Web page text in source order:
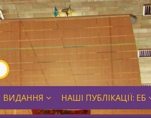
ВИДАННЯ НАШІ ПУБЛІКАЦІЇ: ЕБ